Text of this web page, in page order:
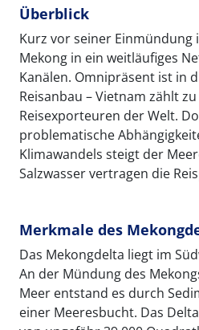
Überblick
Kurz vor seiner Einmündung
Mekong in ein weitläufiges
Kanälen. Omnipräsent ist in
Reisanbau – Vietnam zählt
Reisexporteuren der Welt.
problematische
Klimawandels steigt der
Salzwasser vertragen die
Merkmale des
Das Mekongdelta liegt im
An der Mündung des
Meer entstand es durch
einer Meeresbucht. Das